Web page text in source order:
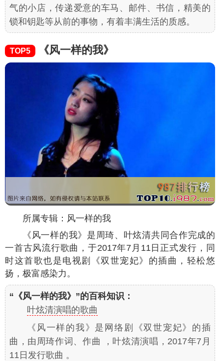
气的小店，传递爱意的车马、邮件、书信，精美的
锁和钥匙等从前的事物，有着丰满生活的质感。
TOP5 《风一样的我》
所属专辑：风一样的我
《风一样的我》是周琦、叶炫清共同合作完成的
一首古风流行歌曲，于2017年7月11日正式发行，同
时这首歌也是电视剧《双世宠妃》的插曲，轻松悠
扬，极富感染力。
“《风一样的我》”的百科知识：
叶炫清演唱的歌曲
《风一样的我》是网络剧《双世宠妃》的插
曲，由周琦作词、作曲 ，叶炫清演唱，2017年7月
11日发行歌曲 。